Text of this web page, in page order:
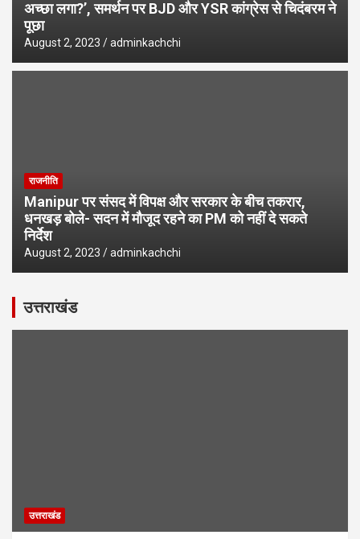
अच्छा लगा?’, समर्थन पर BJD और YSR कांग्रेस से चिदंबरम ने
पूछा
August 2, 2023 adminkachchi
राजनीति
Manipur पर संसद में विपक्ष और सरकार के बीच तकरार,
धनखड़ बोले- सदन में मौजूद रहने का PM को नहीं दे सकते
निर्देश
August 2, 2023 adminkachchi
उत्तराखंड
उत्तराखंड